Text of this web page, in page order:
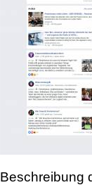
Beschreibung